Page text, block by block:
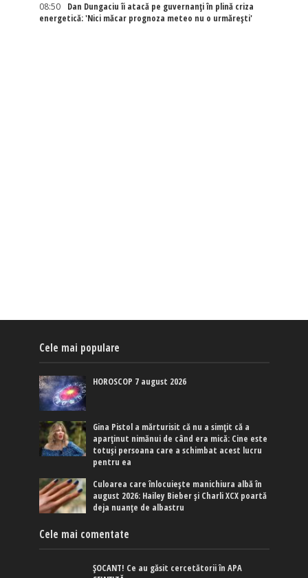
08:50
Dan Dungaciu îi atacă pe guvernanți în plină criza
energetică: 'Nici măcar prognoza meteo nu o urmărești'
Cele mai populare
HOROSCOP 7 august 2026
Gina Pistol a mărturisit că nu a simțit că a
aparținut nimănui de când era mică: Cine este
totuși persoana care a schimbat acest lucru
pentru ea
Culoarea care înlocuiește manichiura albă în
august 2026: Hailey Bieber și Charli XCX poartă
deja nuanțe de albastru
Cele mai comentate
ȘOCANT! Ce au găsit cercetătorii în APA